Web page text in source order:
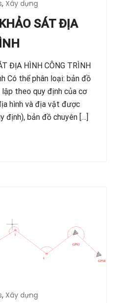
, Xây dựng
SÁT ĐỊA
ĐỊA HÌNH CÔNG TRÌNH
Có thể phân loại: bản đồ
theo quy định của cơ
hình và địa vật được
định), bản đồ chuyên […]
, Xây dựng